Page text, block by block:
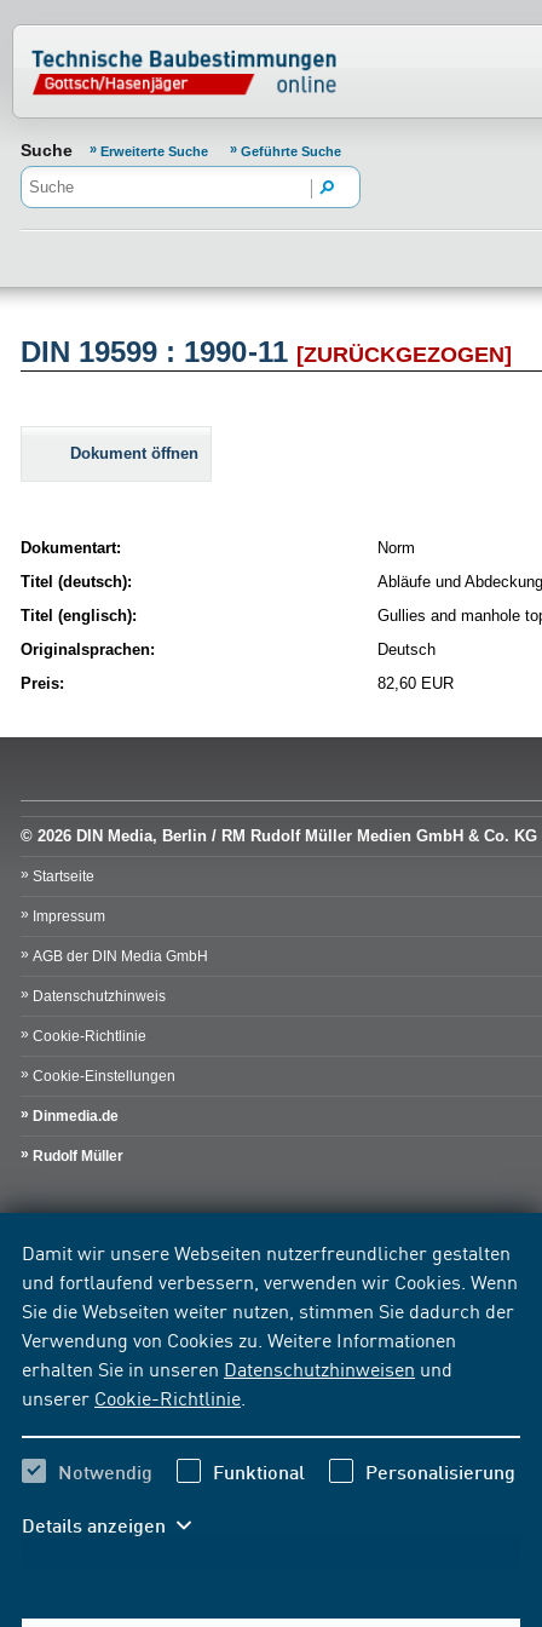
Damit wir unsere Webseiten nutzerfreundlicher gestalten
und fortlaufend verbessern, verwenden wir Cookies. Wenn
Sie die Webseiten weiter nutzen, stimmen Sie dadurch der
Verwendung von Cookies zu. Weitere Informationen
erhalten Sie in unseren Datenschutzhinweisen und
unserer Cookie-Richtlinie
Notwendig Funktional Personalisierung
Details anzeigen
Normenportal Barrierefreiheit
Suche Erweiterte Suche Geführte Suche
DIN 19599 : 1990-11 [ZURÜCKGEZOGEN]
Dokument öffnen
Dokumentart:
Norm
Titel (deutsch):
Abläufe und
Titel (englisch):
Gullies and manhole
Originalsprachen:
Deutsch
Preis:
82,60 EUR
© 2026 DIN Media, Berlin / RM Rudolf Müller Medien GmbH & Co. KG
Startseite
Impressum
AGB der DIN Media GmbH
Datenschutzhinweis
Cookie-Richtlinie
Cookie-Einstellungen
Dinmedia.de
Rudolf Müller